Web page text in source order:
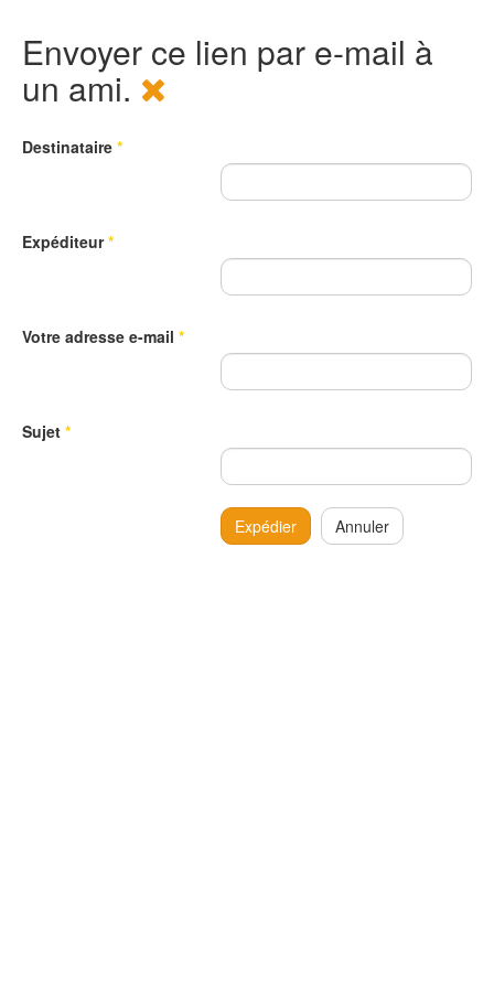
Envoyer ce lien par e-mail à
un ami.
Destinataire *
Expéditeur*
Votre adresse e-mail *
Sujet *
Expédier Annuler